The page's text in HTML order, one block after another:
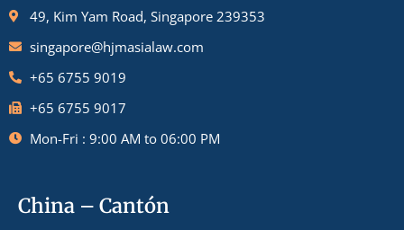
49, Kim Yam Road, Singapore 239353
singapore@hjmasialaw.com
+65 6755 9019
+65 6755 9017
Mon-Fri : 9:00 AM to 06:00 PM
China – Cantón